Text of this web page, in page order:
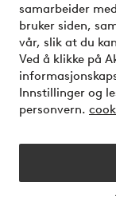
samarbeider
bruker siden,
vår, slik at du
Ved å klikke på
Innstillinger og
personvern.
Sikre
Vil du vite